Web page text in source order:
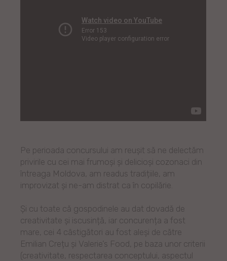
Pe perioada concursului am reușit să ne delectăm
privirile cu cei mai frumoși și delicioși cozonaci din
întreaga Moldova, am readus tradițiile, am
improvizat și ne-am distrat ca în copilărie.
Și cu toate că gospodinele au dat dovadă de
creativitate și iscusință, iar concurența a fost
mare, cei 4 câstigători au fost aleși de către
Emilian Crețu și Valerie’s Food, pe baza unor criterii
(creativitate, respectarea conceptului, aspectul